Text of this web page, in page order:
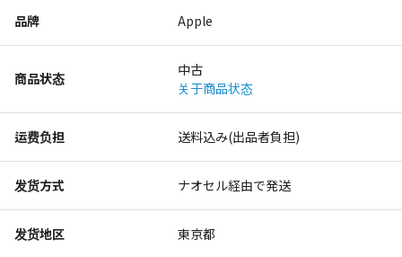
品牌 Apple
商品状态
中古
关于商品状态
运费负担 送料込み(出品者負担)
发货方式 ナオセル経由で発送
发货地区 東京都